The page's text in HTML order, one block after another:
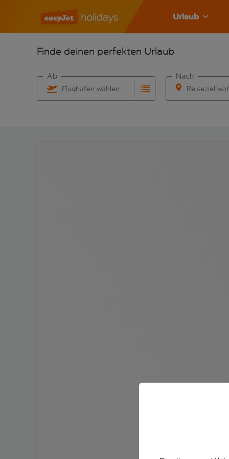
Urlaub
Finde deinen perfekten Urlaub
Flughafen wählen
Ab
Reiseziel
Nach